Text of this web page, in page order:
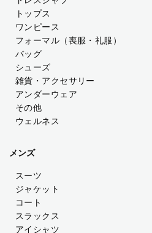
トップス
ワンピース
フォーマル（喪服・礼服）
バッグ
シューズ
雑貨・アクセサリー
アンダーウェア
その他
ウェルネス
メンズ
スーツ
ジャケット
コート
スラックス
アイシャツ